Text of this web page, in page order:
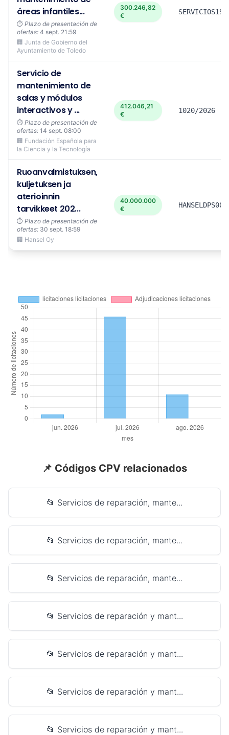
áreas infantiles...
⏱️ Plazo de presentación de
ofertas: 4 sept. 21:59
🏢 Junta de Gobierno del
Ayuntamiento de Toledo
300.246,82
€
Servicio de
mantenimiento de
salas y módulos
interactivos y ...
⏱️ Plazo de presentación de
ofertas: 14 sept. 08:00
🏢 Fundación Española para
la Ciencia y la Tecnología
412.046,21
€
1020/2026
Ruoanvalmistuksen,
kuljetuksen ja
aterioinnin
tarvikkeet 202...
⏱️ Plazo de presentación de
ofertas: 30 sept. 18:59
🏢 Hansel Oy
40.000.000
€
📌 Códigos CPV relacionados
📂 Servicios de reparación, mante...
📂 Servicios de reparación, mante...
📂 Servicios de reparación, mante...
📂 Servicios de reparación y mant...
📂 Servicios de reparación y mant...
📂 Servicios de reparación y mant...
📂 Servicios de reparación y mant...